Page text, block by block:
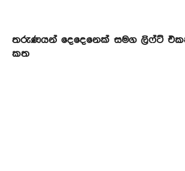
තරුණයන් දෙදෙනෙක් සමග ලිෆ්ට්
කත